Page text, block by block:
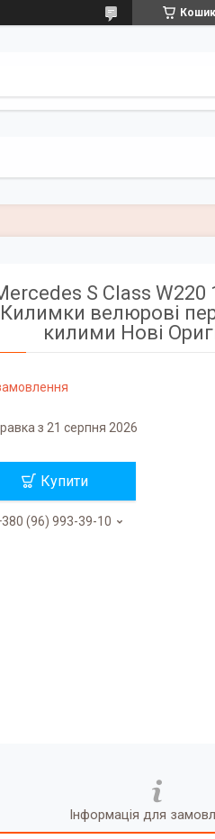
Кошик
S Class W220
Килимки велюрові
килими Нові
з 21 серпня 2026
Купити
(96) 993-39-10
Інформація для